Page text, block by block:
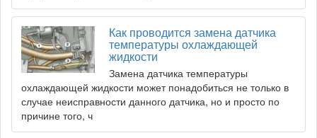
Как проводится замена датчика
температуры охлаждающей
жидкости
Замена датчика температуры
охлаждающей жидкости может понадобиться не только в
случае неисправности данного датчика, но и просто по
причине того, ч